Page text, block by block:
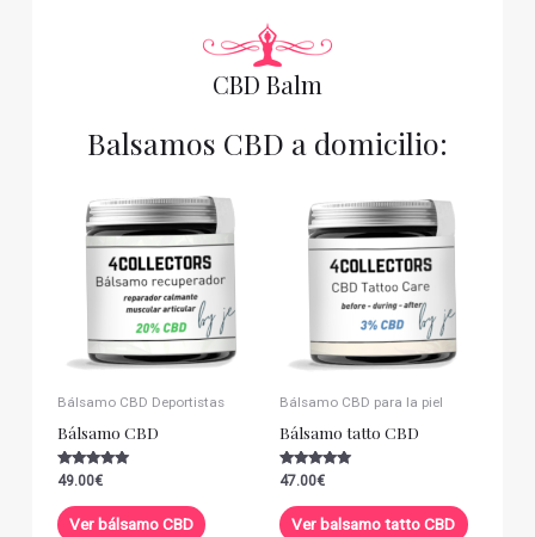
CBD Balm
Balsamos CBD a domicilio:
Bálsamo CBD Deportistas
Bálsamo CBD
Valorado con
de 5
49.00€
Ver bálsamo CBD
Bálsamo CBD para la piel
Bálsamo tatto CBD
Valorado con
de 5
47.00€
Ver balsamo tatto CBD